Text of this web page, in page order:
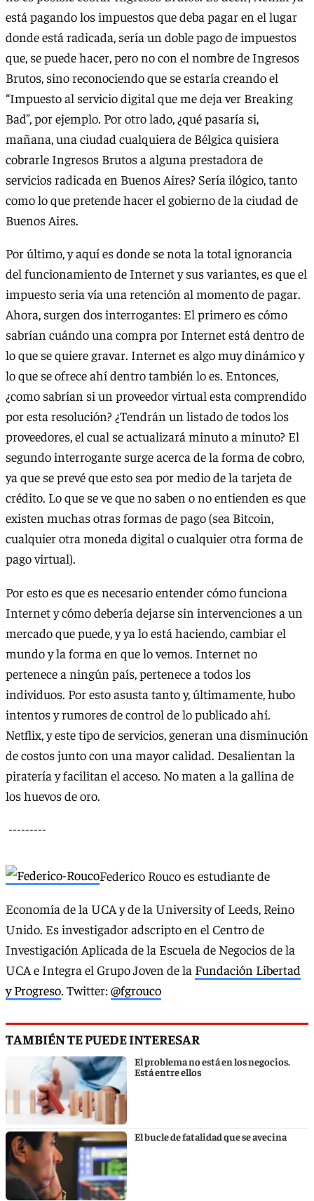
está pagando los impuestos que deba pagar en el lugar
donde está radicada, sería un doble pago de impuestos
que, se puede hacer, pero no con el nombre de Ingresos
Brutos, sino reconociendo que se estaría creando el
“Impuesto al servicio digital que me deja ver Breaking
Bad”, por ejemplo. Por otro lado, ¿qué pasaría si,
mañana, una ciudad cualquiera de Bélgica quisiera
cobrarle Ingresos Brutos a alguna prestadora de
servicios radicada en Buenos Aires? Sería ilógico, tanto
como lo que pretende hacer el gobierno de la ciudad de
Buenos Aires.
Por último, y aquí es donde se nota la total ignorancia
del funcionamiento de Internet y sus variantes, es que el
impuesto seria vía una retención al momento de pagar.
Ahora, surgen dos interrogantes: El primero es cómo
sabrían cuándo una compra por Internet está dentro de
lo que se quiere gravar. Internet es algo muy dinámico y
lo que se ofrece ahí dentro también lo es. Entonces,
¿como sabrían si un proveedor virtual esta comprendido
por esta resolución? ¿Tendrán un listado de todos los
proveedores, el cual se actualizará minuto a minuto? El
segundo interrogante surge acerca de la forma de cobro,
ya que se prevé que esto sea por medio de la tarjeta de
crédito. Lo que se ve que no saben o no entienden es que
existen muchas otras formas de pago (sea Bitcoin,
cualquier otra moneda digital o cualquier otra forma de
pago virtual).
Por esto es que es necesario entender cómo funciona
Internet y cómo debería dejarse sin intervenciones a un
mercado que puede, y ya lo está haciendo, cambiar el
mundo y la forma en que lo vemos. Internet no
pertenece a ningún país, pertenece a todos los
individuos. Por esto asusta tanto y, últimamente, hubo
intentos y rumores de control de lo publicado ahí.
Netflix, y este tipo de servicios, generan una disminución
de costos junto con una mayor calidad. Desalientan la
piratería y facilitan el acceso. No maten a la gallina de
los huevos de oro.
---------
Federico Rouco es estudiante de
Economía de la UCA y de la University of Leeds, Reino
Unido. Es investigador adscripto en el Centro de
Investigación Aplicada de la Escuela de Negocios de la
UCA e Integra el Grupo Joven de la Fundación Libertad
y Progreso. Twitter:@fgrouco
TAMBIÉN TE PUEDE INTERESAR
El problema no está en los negocios.
Está entre ellos
El bucle de fatalidad que se avecina